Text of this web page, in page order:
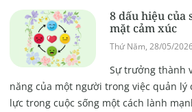
8 dấu hiệu của
mặt cảm xúc
Thứ Năm, 28/05/
Sự trưởng thành
năng của một người trong việc quản lý
lực trong cuộc sống một cách lành